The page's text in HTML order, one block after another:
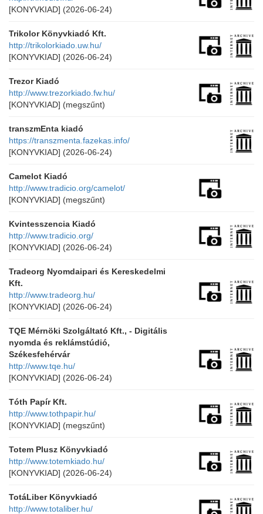
[KONYVKIAD] (2026-06-24)
Trikolor Könyvkiadó Kft.
http://trikolorkiado.uw.hu/
[KONYVKIAD] (2026-06-24)
Trezor Kiadó
http://www.trezorkiado.fw.hu/
[KONYVKIAD] (megszűnt)
transzmEnta kiadó
https://transzmenta.fazekas.info/
[KONYVKIAD] (2026-06-24)
Camelot Kiadó
http://www.tradicio.org/camelot/
[KONYVKIAD] (megszűnt)
Kvintesszencia Kiadó
http://www.tradicio.org/
[KONYVKIAD] (2026-06-24)
Tradeorg Nyomdaipari és Kereskedelmi
Kft.
http://www.tradeorg.hu/
[KONYVKIAD] (2026-06-24)
TQE Mérnöki Szolgáltató Kft., - Digitális
nyomda és reklámstúdió,
Székesfehérvár
http://www.tqe.hu/
[KONYVKIAD] (2026-06-24)
Tóth Papír Kft.
http://www.tothpapir.hu/
[KONYVKIAD] (megszűnt)
Totem Plusz Könyvkiadó
http://www.totemkiado.hu/
[KONYVKIAD] (2026-06-24)
TotáLiber Könyvkiadó
http://www.totaliber.hu/